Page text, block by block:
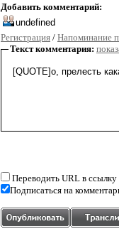
Добавить комментарий:
Регистрация / Напоминание
Текст комментария:
Переводить URL в ссылку
Подписаться на